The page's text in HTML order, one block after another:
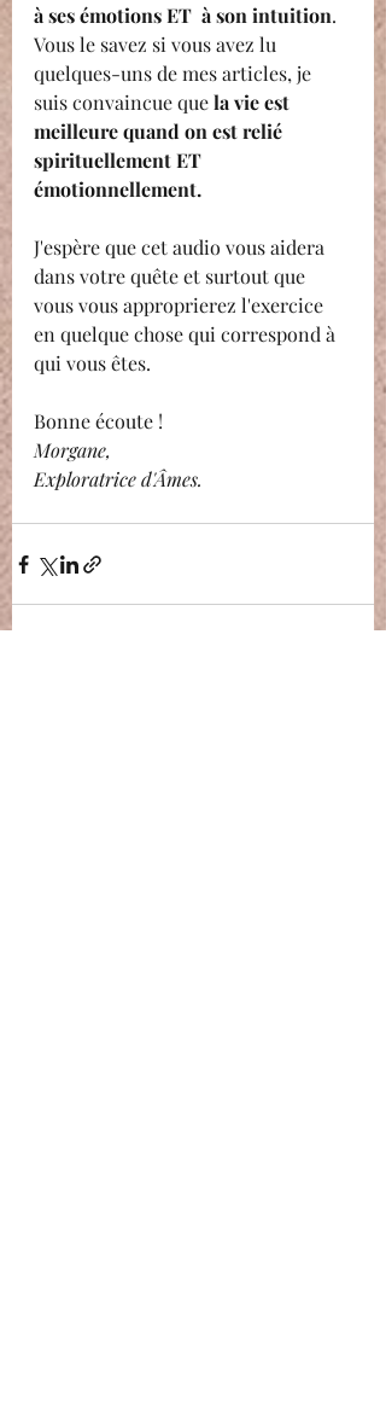
à ses émotions ET  à son intuition.
Vous le savez si vous avez lu
quelques-uns de mes articles, je
suis convaincue que la vie est
meilleure quand on est relié
spirituellement ET
émotionnellement.
J'espère que cet audio vous aidera
dans votre quête et surtout que
vous vous approprierez l'exercice
en quelque chose qui correspond à
qui vous êtes.
Bonne écoute !
Morgane,
Exploratrice d'Âmes.